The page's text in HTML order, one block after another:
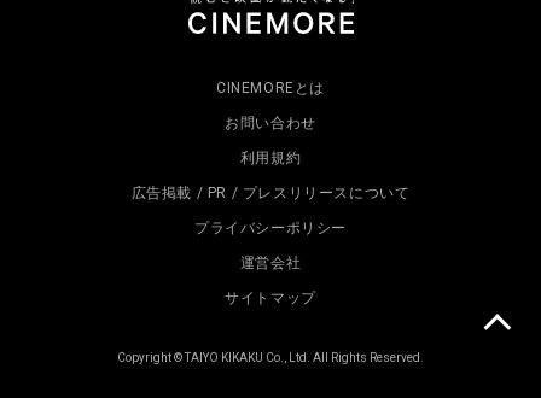
CINEMOREとは
お問い合わせ
利用規約
広告掲載 / PR / プレスリリースについて
プライバシーポリシー
運営会社
サイトマップ
Copyright © TAIYO KIKAKU Co., Ltd. All Rights Reserved.